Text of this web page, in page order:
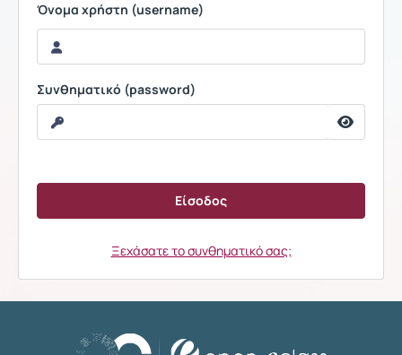
Όνομα χρήστη (username)
Συνθηματικό (password)
Ξεχάσατε το συνθηματικό σας;